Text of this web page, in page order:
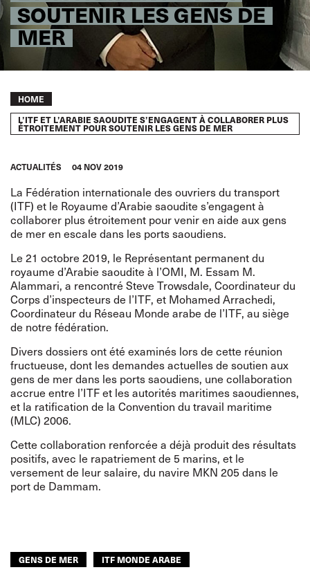
SOUTENIR LES GENS DE
MER
Breadcrumb
HOME
L’ITF ET L’ARABIE SAOUDITE S’ENGAGENT À COLLABORER PLUS
ÉTROITEMENT POUR SOUTENIR LES GENS DE MER
ACTUALITÉS 04 NOV 2019
La Fédération internationale des ouvriers du transport
(ITF) et le Royaume d’Arabie saoudite s’engagent à
collaborer plus étroitement pour venir en aide aux gens
de mer en escale dans les ports saoudiens.
Le 21 octobre 2019, le Représentant permanent du
royaume d’Arabie saoudite à l’OMI, M. Essam M.
Alammari, a rencontré Steve Trowsdale, Coordinateur du
Corps d’inspecteurs de l’ITF, et Mohamed Arrachedi,
Coordinateur du Réseau Monde arabe de l’ITF, au siège
de notre fédération.
Divers dossiers ont été examinés lors de cette réunion
fructueuse, dont les demandes actuelles de soutien aux
gens de mer dans les ports saoudiens, une collaboration
accrue entre l’ITF et les autorités maritimes saoudiennes,
et la ratification de la Convention du travail maritime
(MLC) 2006.
Cette collaboration renforcée a déjà produit des résultats
positifs, avec le rapatriement de 5 marins, et le
versement de leur salaire, du navire MKN 205 dans le
port de Dammam.
GENS DE MER ITF MONDE ARABE